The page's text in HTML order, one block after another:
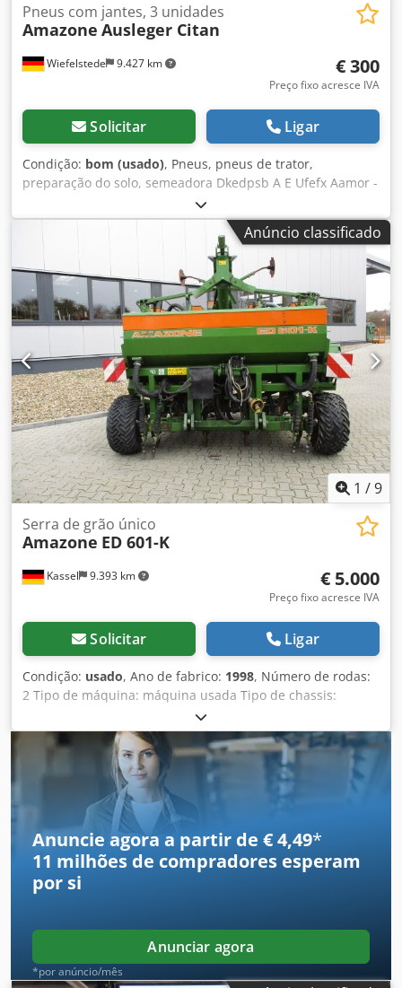
Wiefelstede 9.427 km
Pneus com jantes, 3 unidades
Amazone Ausleger Citan
€ 300
Preço fixo acresce IVA
Solicitar Ligar
Condição: bom (usado), Pneus, pneus de trator,
preparação do solo, semeadora Dkedpsb A E Ufefx Aamor -
Quantidade: 3x pneus de uma semeadora Amazone -
Dimensão do pneu -Cubo: Ø 40 mm -Dimensões: Ø 750 -
Preço total: para 3 pneus -Peso: 51 kg/unidadeAnúncio classificado
1 /9
Kassel 9.393 km
Serra de grão único
Amazone ED 601-K
€ 5.000
Preço fixo acresce IVA
Solicitar Ligar
Condição: usado, Ano de fabrico: 1998, Número de rodas:
2 Tipo de máquina: máquina usada Tipo de chassis:
acoplável Equipamento para adubação / rosca
transportadora de adubo / Dkodpfx Aaer Ncfqjmjr
Anuncie agora a partir de € 4,49*
11 milhões de compradores esperam
por si
Anunciar agora
*por anúncio/mês